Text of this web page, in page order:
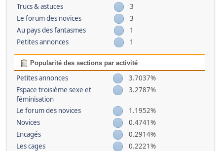
Trucs & astuces
3
Le forum des novices
3
Au pays des fantasmes
1
Petites annonces
1
Popularité des sections par activité
Petites annonces
3.7037%
Espace troisième sexe et
féminisation
3.2787%
Le forum des novices
1.1952%
Novices
0.4741%
Encagés
0.2914%
Les cages
0.2221%